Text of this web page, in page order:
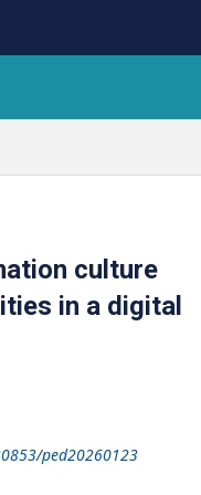
culture
in a digital
ped20260123